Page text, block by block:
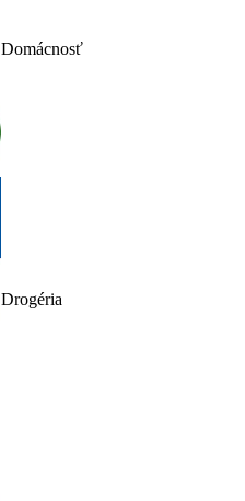
Domácnosť
Drogéria